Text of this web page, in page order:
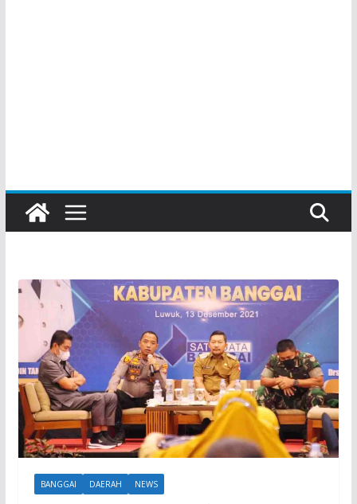
BANGGAI DAERAH NEWS